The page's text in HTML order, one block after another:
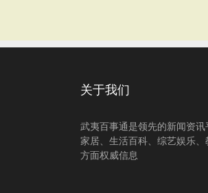
关于我们
武夷百事通是领先的新闻资
家居、生活百科、综艺娱乐
方面权威信息